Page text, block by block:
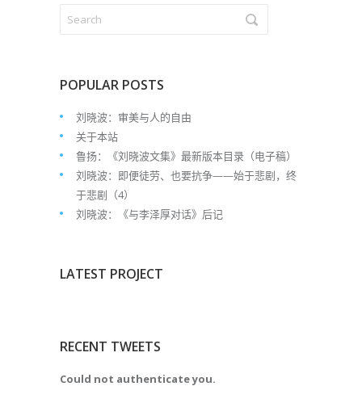
POPULAR POSTS
刘晓波：审美与人的自由
关于本站
鲁扬：《刘晓波文集》最新版本目录（电子稿）
刘晓波：即便徒劳、也要抗争——始于悲剧，终
于悲剧（4）
刘晓波：《与李泽厚对话》后记
LATEST PROJECT
RECENT TWEETS
Could not authenticate you.